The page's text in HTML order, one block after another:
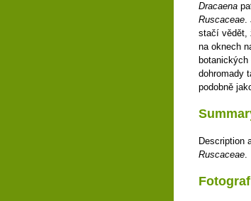
Dracaena
Ruscaceae.
stačí vědět,
na oknech
dohromady
podobně
Description
Ruscaceae.